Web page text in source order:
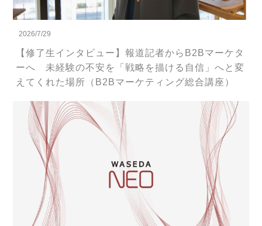
2026/7/29
【修了生インタビュー】報道記者からB2Bマーケタ
ーへ 未経験の不安を「戦略を描ける自信」へと変
えてくれた場所（B2Bマーケティング総合講座）